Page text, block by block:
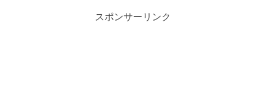
スポンサーリンク